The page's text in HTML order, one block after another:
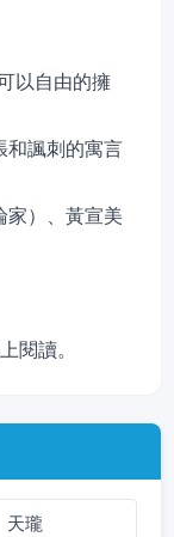
以自由的擁
和諷刺的寓言
家）、黃宣美
閱讀。
天瓏